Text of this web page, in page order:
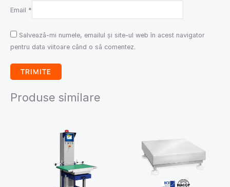
Email *
Salvează-mi numele, emailul și site-ul web în acest navigator
pentru data viitoare când o să comentez.
Produse similare